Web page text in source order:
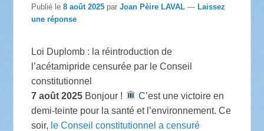
Publié le8 août 2025 parJoan Pèire LAVAL —Laissez
une réponse
Loi Duplomb : la réintroduction de
l’acétamipride censurée par le Conseil
constitutionnel
7 août 2025 Bonjour !
C’est une victoire en
demi-teinte pour la santé et l’environnement. Ce
soir, le Conseil constitutionnel a censuré